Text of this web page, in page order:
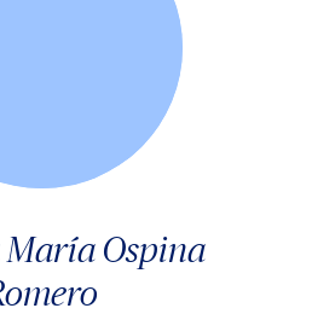
María Ospina